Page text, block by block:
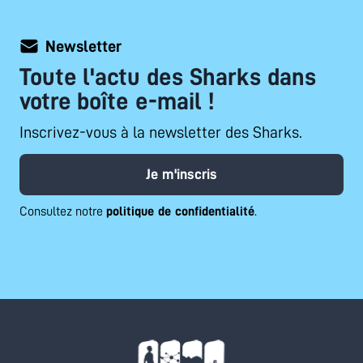
Newsletter
Toute l'actu des Sharks dans
votre boîte e-mail !
Inscrivez-vous à la newsletter des Sharks.
Je m'inscris
Consultez notre politique de confidentialité.